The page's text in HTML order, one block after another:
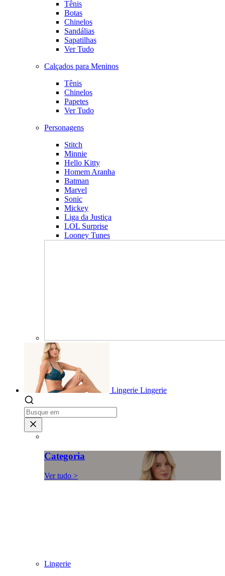
Tênis
Botas
Chinelos
Sandálias
Sapatilhas
Ver Tudo
Calçados para Meninos
Tênis
Chinelos
Papetes
Ver Tudo
Personagens
Stitch
Minnie
Hello Kitty
Homem Aranha
Batman
Marvel
Sonic
Mickey
Liga da Justiça
LOL Surprise
Looney Tunes
Lingerie Lingerie
Categoria
Ver tudo >
Lingerie